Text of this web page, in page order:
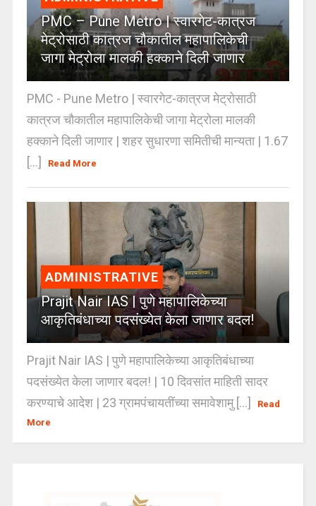
PMC – Pune Metro | स्वारगेट-कात्रज
मेट्रोसाठी कात्रज चौकातील महापालिकेची
जागा मेट्रोला मालकी हक्काने दिली जाणार
PMC - Pune Metro | स्वारगेट-कात्रज मेट्रोसाठी
कात्रज चौकातील महापालिकेची जागा मेट्रोला मालकी
हक्काने दिली जाणार | शहर सुधारणा समितीची मान्यता | 1.67
[...]
Read More
ADMINISTRATIVE
Prajit Nair IAS | पुणे महापालिकेच्या
आकृतिबंधाच्या पदसंख्येत केला जाणार बदल!
Prajit Nair IAS | पुणे महापालिकेच्या आकृतिबंधाच्या
पदसंख्येत केला जाणार बदल! | 10 दिवसांत माहिती सादर
करण्याचे आदेश | 23 ग्रामपंचायतींच्या समावेशामु [...]
Read
More